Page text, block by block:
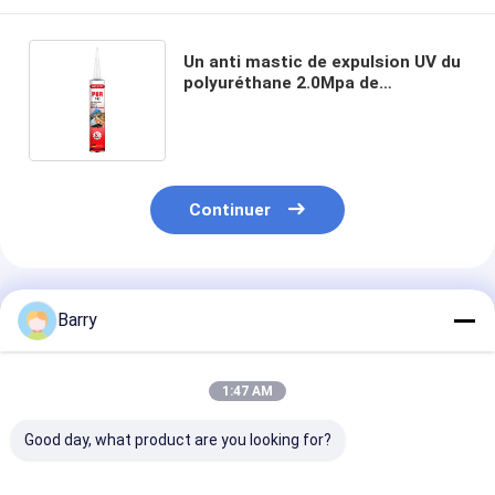
Un anti mastic de expulsion UV du
polyuréthane 2.0Mpa de
Continuer
Produits Recommandés
Barry
1:47 AM
Good day, what product are you looking for?